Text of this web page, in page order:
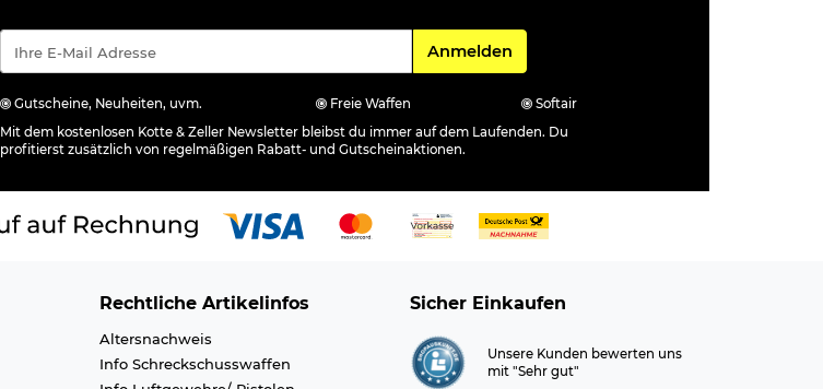
Für den Newsletter
Anmelden
Gutscheine, Neuheiten, uvm. Freie Waffen
Softair
Mit dem kostenlosen Kotte & Zeller Newsletter bleibst du immer auf dem Laufenden. Du
profitierst zusätzlich von regelmäßigen Rabatt- und Gutscheinaktionen.
Rechtliche Artikelinfos
Altersnachweis
Info Schreckschusswaffen
Sicher Einkaufen
Unsere Kunden bewerten uns
mit "Sehr gut"